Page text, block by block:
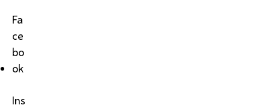
Fa
ce
bo
ok
Ins